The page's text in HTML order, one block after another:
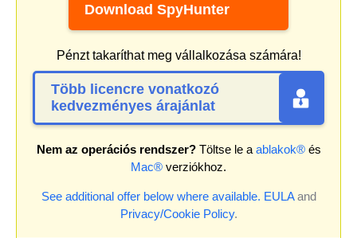
Download SpyHunter
Pénzt takaríthat meg vállalkozása számára!
Több licencre vonatkozó
kedvezményes árajánlat
Nem az operációs rendszer?Töltse le a ablakok®és
Mac® verziókhoz.
See additional offer below where available. EULAand
Privacy/Cookie Policy.